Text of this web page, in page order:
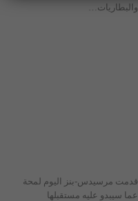
والبطاريات …
قدمت مرسيدس-بنز اليوم لمحة
عما سيبدو عليه مستقبلها